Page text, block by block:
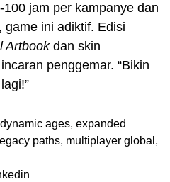
jam per kampanye dan
game ini adiktif. Edisi
Artbookdan skin
penggemar. “Bikin
dynamic ages, expanded
legacy paths, multiplayer global ,